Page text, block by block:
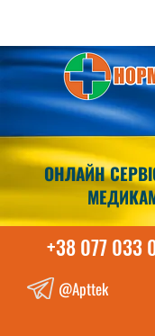
ОНЛАЙН
+38 077 033
@Apttek